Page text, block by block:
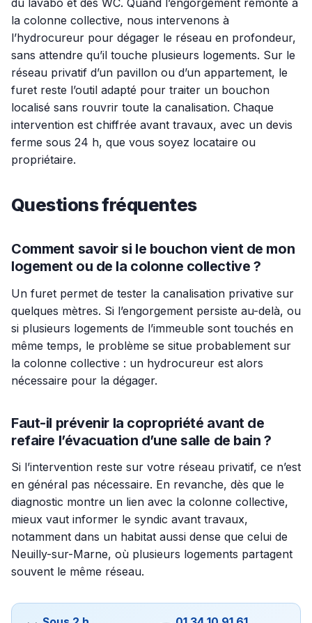
du lavabo et des WC. Quand l’engorgement remonte à
la colonne collective, nous intervenons à
l’hydrocureur pour dégager le réseau en profondeur,
sans attendre qu’il touche plusieurs logements. Sur le
réseau privatif d’un pavillon ou d’un appartement, le
furet reste l’outil adapté pour traiter un bouchon
localisé sans rouvrir toute la canalisation. Chaque
intervention est chiffrée avant travaux, avec un devis
ferme sous 24 h, que vous soyez locataire ou
propriétaire.
Questions fréquentes
Comment savoir si le bouchon vient de mon
logement ou de la colonne collective ?
Un furet permet de tester la canalisation privative sur
quelques mètres. Si l’engorgement persiste au-delà, ou
si plusieurs logements de l’immeuble sont touchés en
même temps, le problème se situe probablement sur
la colonne collective : un hydrocureur est alors
nécessaire pour la dégager.
Faut-il prévenir la copropriété avant de
refaire l’évacuation d’une salle de bain ?
Si l’intervention reste sur votre réseau privatif, ce n’est
en général pas nécessaire. En revanche, dès que le
diagnostic montre un lien avec la colonne collective,
mieux vaut informer le syndic avant travaux,
notamment dans un habitat aussi dense que celui de
Neuilly-sur-Marne, où plusieurs logements partagent
souvent le même réseau.